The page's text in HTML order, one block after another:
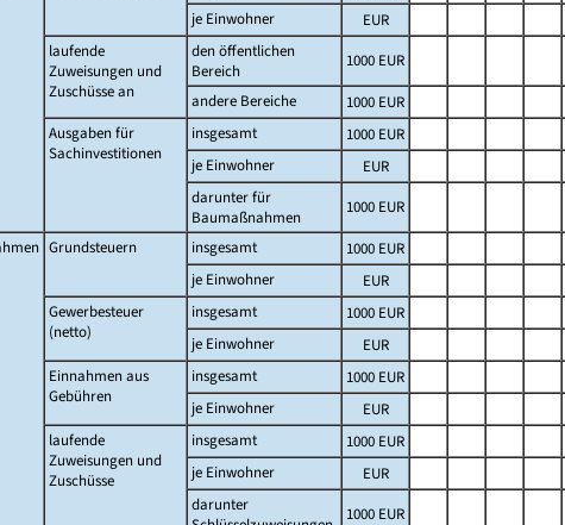
je Einwohner
EUR
laufende
Zuweisungen und
Zuschüsse an
den öffentlichen
Bereich
1000 EUR
andere Bereiche
1000 EUR
Ausgaben für
Sachinvestitionen
insgesamt 1000 EUR
je Einwohner
EUR
darunter für
Baumaßnahmen
1000 EUR
Grundsteuern insgesamt 1000 EUR
je Einwohner
EUR
Gewerbesteuer
(netto)
insgesamt 1000 EUR
je Einwohner
EUR
Einnahmen aus
Gebühren
insgesamt 1000 EUR
je Einwohner
EUR
laufende
Zuweisungen und
Zuschüsse
insgesamt 1000 EUR
je Einwohner
EUR
darunter
1000 EUR